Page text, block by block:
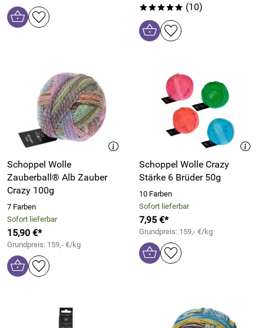
***** (10)
Schoppel Wolle
Zauberball® Alb Zauber
Crazy 100g
7 Farben
Sofort lieferbar
15,90 €*
Grundpreis: 159,- €/kg
Schoppel Wolle Crazy
Stärke 6 Brüder 50g
10 Farben
Sofort lieferbar
7,95 €*
Grundpreis: 159,- €/kg